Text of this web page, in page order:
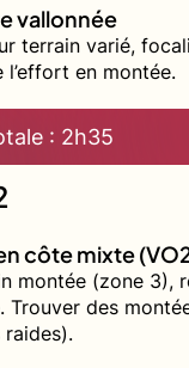
vallonnée
terrain varié,
en montée.
: 2h35
côte mixte
montée (zone 3),
Trouver des